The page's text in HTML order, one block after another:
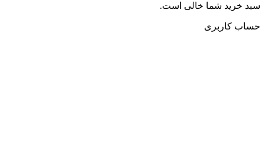
سبد خرید شما خالی است.
حساب کاربری